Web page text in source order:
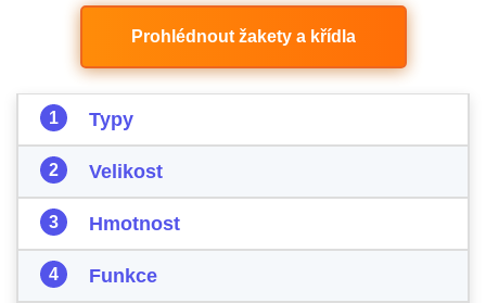
Prohlédnout žakety a křídla
Typy
Velikost
Hmotnost
Funkce